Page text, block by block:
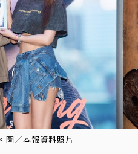
圖／本報資料照片